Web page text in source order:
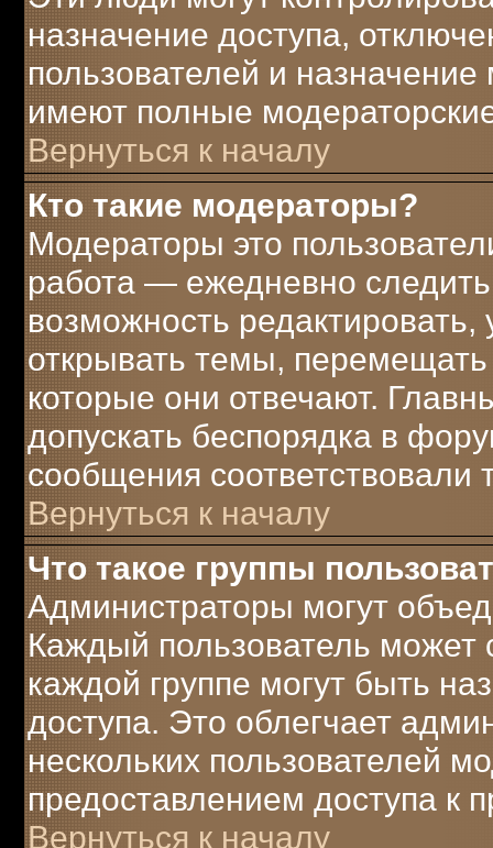
назначение доступа,
пользователей и
имеют полные
Вернуться к началу
Кто такие модераторы?
Модераторы это
работа — ежедневно
возможность редактировать,
открывать темы,
которые они отвечают.
допускать беспорядка в
сообщения
Вернуться к началу
Что такое группы
Администраторы могут
Каждый пользователь может
каждой группе могут быть
доступа. Это облегчает
нескольких пользователей
предоставлением доступа к
Вернуться к началу